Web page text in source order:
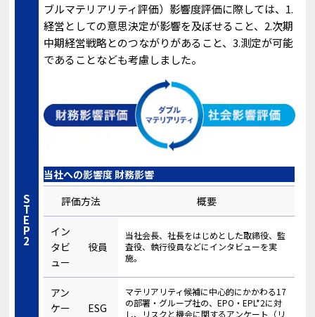
STEP2
ブルマテリアリティ評価）影響度評価に際しては、1.
経営としての意思決定が影響を及ぼせること、2.次期
中期経営戦略とのつながりがあること、3.測定が可能
であることなども考慮しました。
当社への影響度 財務影響
評価方法
概要
イン
タビ
ュー
役員
当社会長、社長をはじめとした取締役、監
査役、執行役員などにインタビューを実
施。
アン
ケー
ESG
マテリアリティ候補に中心的にかかわる17
の部署・グループ社の、EPO・EPL*2に対
し、リスクと機会に関するアンケート（リ